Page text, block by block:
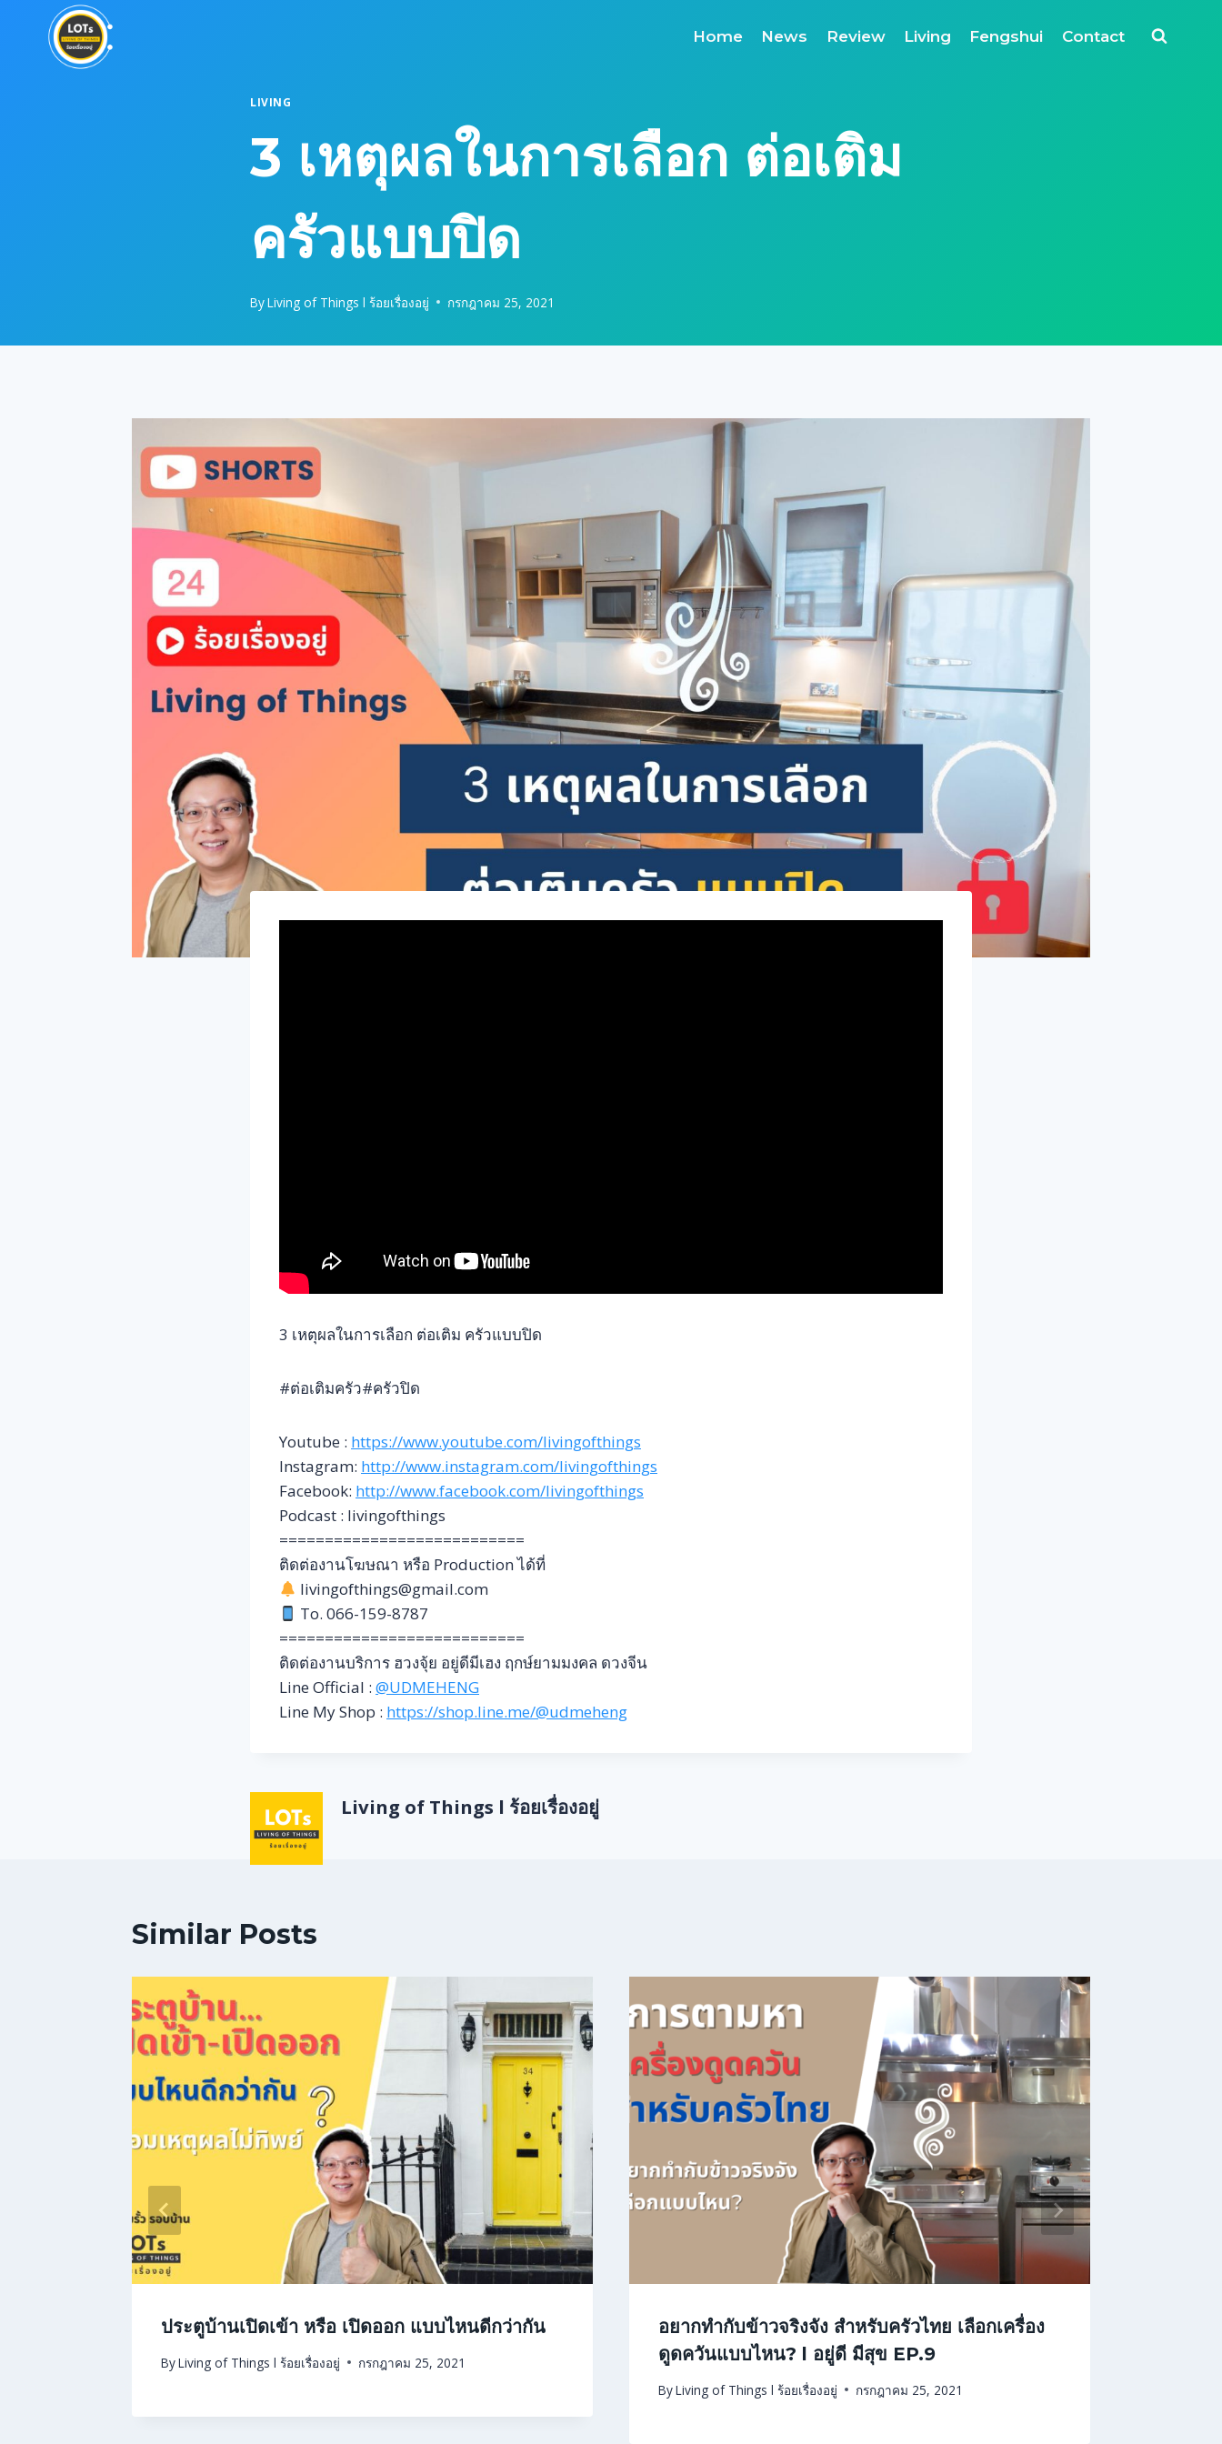
Home News Review Living Fengshui Contact
LIVING
3 เหตุผลในการเลือก ต่อเติม
ครัวแบบปิด
ByLiving of Things l ร้อยเรื่องอยู่ กรกฎาคม 25, 2021
3 เหตุผลในการเลือก ต่อเติม ครัวแบบปิด
#ต่อเติมครัว#ครัวปิด
Youtube : https://www.youtube.com/livingofthings
Instagram: http://www.instagram.com/livingofthings
Facebook: http://www.facebook.com/livingofthings
Podcast : livingofthings
===========================
ติดต่องานโฆษณา หรือ Production ได้ที่
livingofthings@gmail.com
To. 066-159-8787
===========================
ติดต่องานบริการ ฮวงจุ้ย อยู่ดีมีเฮง ฤกษ์ยามมงคล ดวงจีน
Line Official : @UDMEHENG
Line My Shop : https://shop.line.me/@udmeheng
Living of Things l ร้อยเรื่องอยู่
Similar Posts
ประตูบ้านเปิดเข้า หรือ เปิดออก แบบไหนดีกว่ากัน
ByLiving of Things l ร้อยเรื่องอยู่ กรกฎาคม 25, 2021
อยากทำกับข้าวจริงจัง สำหรับครัวไทย เลือกเครื่อง
ดูดควันแบบไหน? l อยู่ดี มีสุข EP.9
ByLiving of Things l ร้อยเรื่องอยู่ กรกฎาคม 25, 2021